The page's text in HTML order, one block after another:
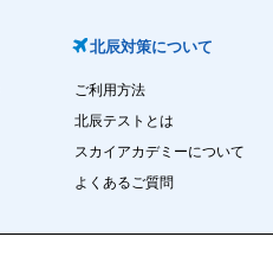
北辰対策について
ご利用方法
北辰テストとは
スカイアカデミーについて
よくあるご質問